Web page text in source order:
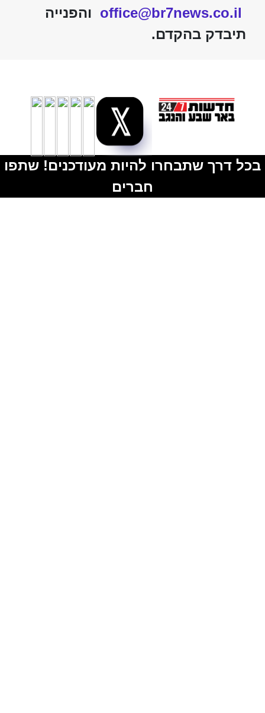
office@br7news.co.il והפנייה
תיבדק בהקדם.
בכל דרך שתבחרו להיות מעודכנים! שתפו
חברים